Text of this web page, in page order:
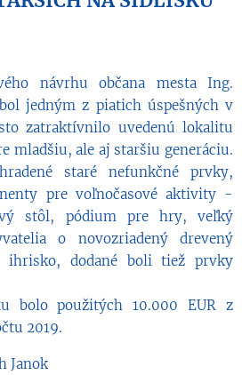
návrhu občana mesta Ing.
jedným z piatich úspešných v
zatraktívnilo uvedenú lokalitu
mladšiu, ale aj staršiu generáciu.
staré nefunkčné prvky,
pre voľnočasové aktivity -
stôl, pódium pre hry, veľký
o novozriadený drevený
ihrisko, dodané boli tiež prvky
bolo použitých 10.000 EUR z
2019.
Janok